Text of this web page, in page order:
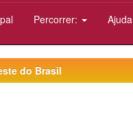
Percorrer: Ajuda
do Brasil